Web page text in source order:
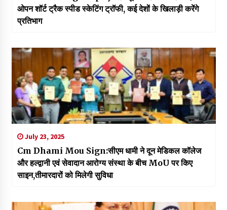
ओपन शॉर्ट ट्रैक स्पीड स्केटिंग ट्रॉफी, कई देशों के खिलाड़ी करेंगे
प्रतिभाग
July 23, 2025
Cm Dhami Mou Sign:सीएम धामी ने दून मेडिकल कॉलेज
और हल्द्वानी एवं सेवादान आरोग्य संस्था के बीच MoU पर किए
साइन,तीमारदारों को मिलेगी सुविधा